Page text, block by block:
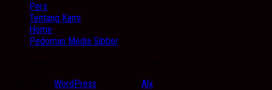
Pers
Tentang Kami
Home
Pedoman Media Sibber
WordPress Alx